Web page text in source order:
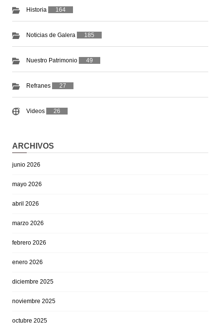
Historia 164
Noticias de Galera 185
Nuestro Patrimonio 49
Refranes 27
Videos 26
ARCHIVOS
junio 2026
mayo 2026
abril 2026
marzo 2026
febrero 2026
enero 2026
diciembre 2025
noviembre 2025
octubre 2025